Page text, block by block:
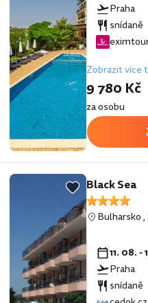
Praha
snídaně
Zobrazit více
9 780 Kč
za osobu
Black Sea
Bulharsko,
11. 08. -
Praha
snídaně